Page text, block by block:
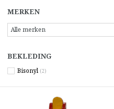
MERKEN
BEKLEDING
Bisonyl (2)